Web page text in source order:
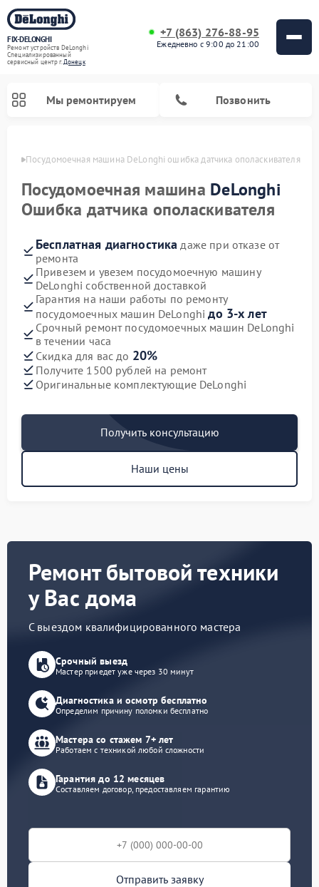
FIX-DELONGHI
Ремонт устройств DeLonghi
Специализированный
cервисный центр г.Донецк
+7 (863) 276-88-95
Ежедневно с 9:00 до 21:00
Мы ремонтируем Позвонить
Посудомоечная машина DeLonghi ошибка датчика ополаскивателя
Посудомоечная машина DeLonghi
Ошибка датчика ополаскивателя
Бесплатная диагностика даже при отказе от
ремонта
Привезем и увезем посудомоечную машину
DeLonghi собственной доставкой
Гарантия на наши работы по ремонту
посудомоечных машин DeLonghiдо 3-х лет
Срочный ремонт посудомоечных машин DeLonghi
в течении часа
Скидка для вас до 20%
Получите 1500 рублей на ремонт
Оригинальные комплектующие DeLonghi
Получить консультацию
Наши цены
Ремонт бытовой техники
у Вас дома
С выездом квалифицированного мастера
Срочный выезд
Мастер приедет уже через 30 минут
Диагностика и осмотр бесплатно
Определим причину поломки бесплатно
Мастера со стажем 7+ лет
Работаем с техникой любой сложности
Гарантия до 12 месяцев
Составляем договор, предоставляем гарантию
Отправить заявку